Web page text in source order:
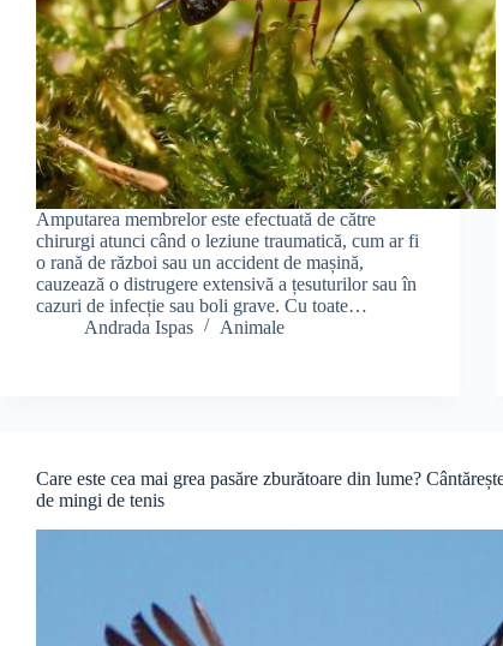
Amputarea membrelor este efectuată de către
chirurgi atunci când o leziune traumatică, cum ar fi
o rană de război sau un accident de mașină,
cauzează o distrugere extensivă a țesuturilor sau în
cazuri de infecție sau boli grave. Cu toate…
Andrada Ispas
Animale
Care este cea mai grea pasăre zburătoare din lume?
de mingi de tenis